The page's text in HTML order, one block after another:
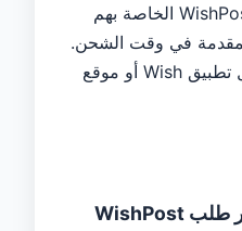
يمكن للعملاء تتبع طلبات WishPost الخاصة بهم
في وقت الشحن.
ويمكن القيام بذلك من خلال تطبيق Wish أو موقع
ماذا علي أن أفعل إذا تأخر طلب WishPost